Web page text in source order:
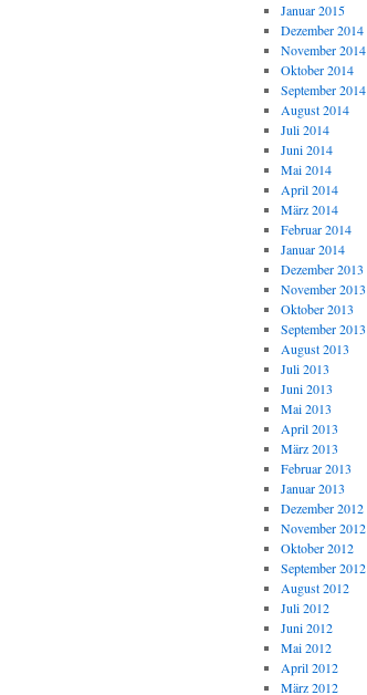
Januar 2015
Dezember 2014
November 2014
Oktober 2014
September 2014
August 2014
Juli 2014
Juni 2014
Mai 2014
April 2014
März 2014
Februar 2014
Januar 2014
Dezember 2013
November 2013
Oktober 2013
September 2013
August 2013
Juli 2013
Juni 2013
Mai 2013
April 2013
März 2013
Februar 2013
Januar 2013
Dezember 2012
November 2012
Oktober 2012
September 2012
August 2012
Juli 2012
Juni 2012
Mai 2012
April 2012
März 2012